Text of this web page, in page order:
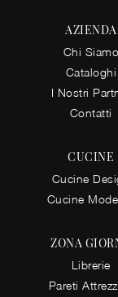
AZIENDA
Chi Siamo
Cataloghi
I Nostri
Contatti
CUCINE
Cucine
Cucine
ZONA
Librerie
Pareti